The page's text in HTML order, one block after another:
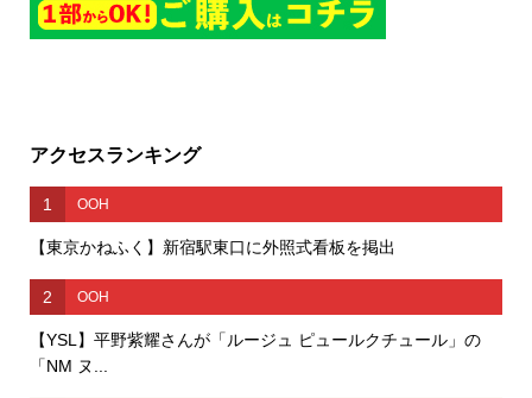
アクセスランキング
1 OOH
【東京かねふく】新宿駅東口に外照式看板を掲出
2 OOH
【YSL】平野紫耀さんが「ルージュ ピュールクチュール」の
「NM ヌ...